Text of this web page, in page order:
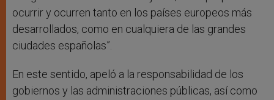
ocurrir y ocurren tanto en los países europeos más
desarrollados, como en cualquiera de las grandes
ciudades españolas”.
En este sentido, apeló a la responsabilidad de los
gobiernos y las administraciones públicas, así como